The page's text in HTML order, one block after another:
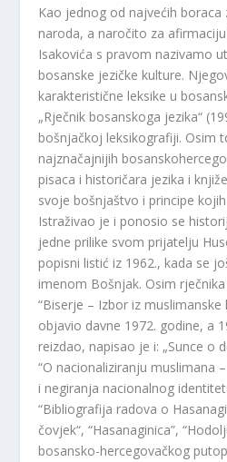
Kao jednog od najvećih
naroda, a naročito za
Isakovića s pravom nazivamo
bosanske jezičke kulture.
karakteristične leksike u
„Rječnik bosanskoga jezika“
bošnjačkoj leksikografiji. Osim
najznačajnijih
pisaca i historičara jezika i
svoje bošnjaštvo i principe
Istraživao je i ponosio se
jedne prilike svom prijatelju
popisni listić iz 1962., kada se
imenom Bošnjak. Osim
“Biserje – Izbor iz
objavio davne 1972. godine, a
reizdao, napisao je i: „Sunce o
“O nacionaliziranju muslimana
i negiranja nacionalnog
“Bibliografija radova o
čovjek“, “Hasanaginica”,
bosansko-hercegovačkog